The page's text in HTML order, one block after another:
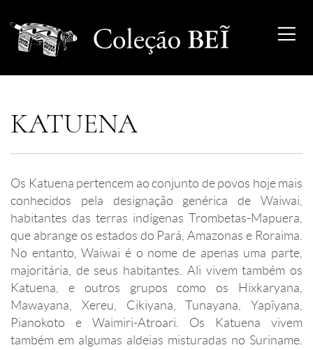
KATUENA
Os Katuena pertencem ao conjunto de povos hoje mais
conhecidos pela designação genérica de Waiwai,
habitantes das terras indígenas Trombetas-Mapuera,
que abrange os estados do Pará, Amazonas e Roraima.
No entanto, Waiwai é o nome de apenas uma parte,
majoritária, de seus habitantes. Ali vivem também os
Katuena, e outros grupos como os Hixkaryana,
Mawayana, Xereu, Cikiyana, Tunayana, Yapîyana,
Pianokoto e Waimiri-Atroari. Os Katuena vivem
também em algumas aldeias misturadas no Suriname.